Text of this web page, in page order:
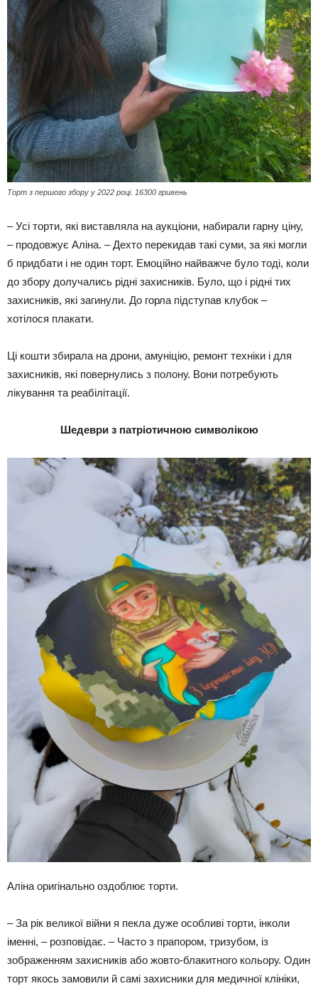
Торт з першого збору у 2022 році. 16300 гривень
– Усі торти, які виставляла на аукціони, набирали гарну ціну,
– продовжує Аліна. – Дехто перекидав такі суми, за які могли
б придбати і не один торт. Емоційно найважче було тоді, коли
до збору долучались рідні захисників. Було, що і рідні тих
захисників, які загинули. До горла підступав клубок –
хотілося плакати.
Ці кошти збирала на дрони, амуніцію, ремонт техніки і для
захисників, які повернулись з полону. Вони потребують
лікування та реабілітації.
Шедеври з патріотичною символікою
Аліна оригінально оздоблює торти.
– За рік великої війни я пекла дуже особливі торти, інколи
іменні, – розповідає. – Часто з прапором, тризубом, із
зображенням захисників або жовто-блакитного кольору. Один
торт якось замовили й самі захисники для медичної клініки,